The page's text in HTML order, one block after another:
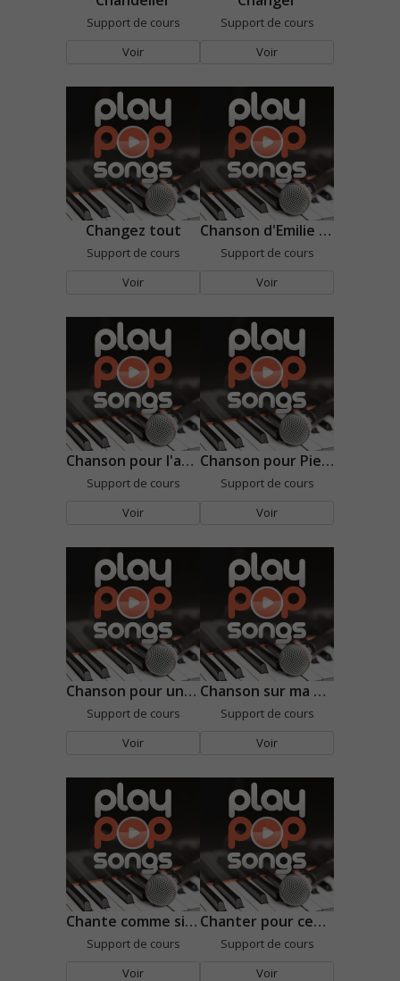
Support de cours
Voir
Support de cours
Voir
Changez tout
Support de cours
Voir
Chanson d'Emilie Jolie et du grand oiseau
Support de cours
Voir
Chanson pour l'auvergnat
Support de cours
Voir
Chanson pour Pierrot
Support de cours
Voir
Chanson pour une fan
Support de cours
Voir
Chanson sur ma drôle de vie
Support de cours
Voir
Chante comme si tu devais mourir demain
Support de cours
Voir
Chanter pour ceux qui sont loin de chez eux
Support de cours
Voir